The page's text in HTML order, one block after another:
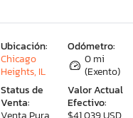
Odómetro:
0 mi
(Exento)
Valor Actual
Efectivo:
Ubicación:
Chicago
Heights, IL
Status de
Venta: